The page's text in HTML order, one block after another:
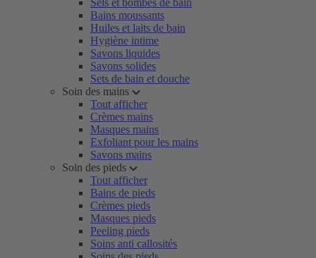
Sels et bombes de bain
Bains moussants
Huiles et laits de bain
Hygiène intime
Savons liquides
Savons solides
Sets de bain et douche
Soin des mains
Tout afficher
Crèmes mains
Masques mains
Exfoliant pour les mains
Savons mains
Soin des pieds
Tout afficher
Bains de pieds
Crèmes pieds
Masques pieds
Peeling pieds
Soins anti callosités